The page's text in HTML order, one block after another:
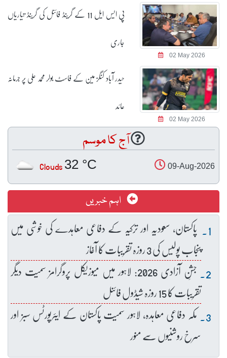
02 May 2026
پی ایس ایل 11 کے گرینڈ فائنل کی گرینڈ تیاریاں
جاری
02 May 2026
حیدر آباد کنگز مین کے فاسٹ بولر محمد علی پر جرمانہ
عائد
آج کا موسم
09-Aug-2026
32 °C
Clouds
اہم خبریں
پاکستان، سعودیہ اور ترکیہ کے دفاعی معاہدے کی خوشی میں
پنجاب پولیس کی 3 روزہ تقریبات کا آغاز
جشنِ آزادی 2026: لاہور میں میوزیکل پروگرامز سمیت دیگر
تقریبات کا 15 روزہ شیڈول فائنل
مکہ دفاعی معاہدہ، لاہور سمیت پاکستان کے ایئرپورٹس سبز اور
سرخ روشنیوں سے منور